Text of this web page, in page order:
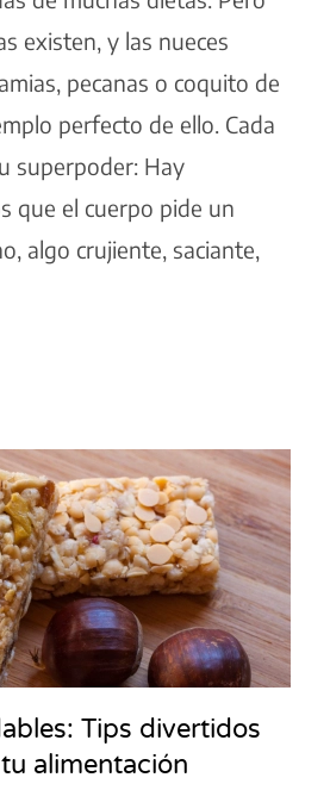
existen, y las nueces
pecanas o coquito de
perfecto de ello. Cada
superpoder: Hay
que el cuerpo pide un
algo crujiente, saciante,
Tips divertidos
alimentación